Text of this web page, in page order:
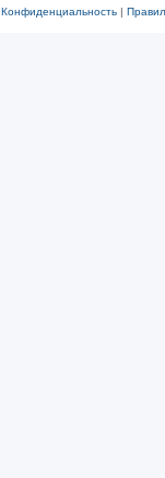
Конфиденциальность|